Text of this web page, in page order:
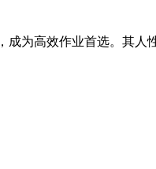
为高效作业首选。其人